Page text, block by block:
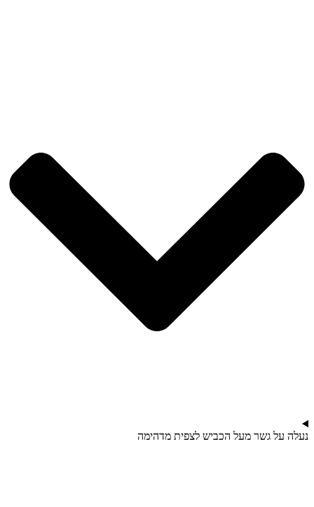
נעלה על גשר מעל הכביש לצפית מדהימה